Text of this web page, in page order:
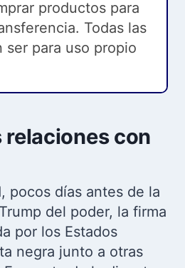
productos para
Todas las
ser para uso propio
relaciones con
pocos días antes de la
del poder, la firma
por los Estados
negra junto a otras